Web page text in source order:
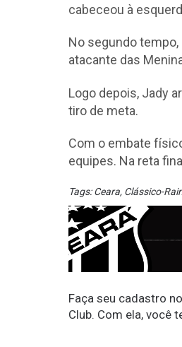
cabeceou à
No segundo
atacante das
Logo depois, Jady
tiro de meta.
Com o embate
equipes. Na reta
Tags:Ceara, Clássico-
Faça seu cadastro no
Club. Com ela, você